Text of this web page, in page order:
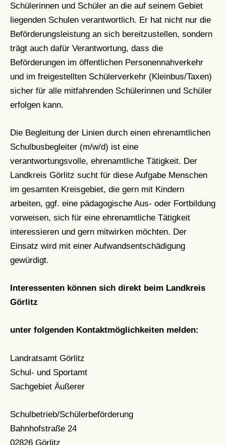
Schülerinnen und Schüler an die auf seinem Gebiet
liegenden Schulen verantwortlich. Er hat nicht nur die
Beförderungsleistung an sich bereitzustellen, sondern
trägt auch dafür Verantwortung, dass die
Beförderungen im öffentlichen Personennahverkehr
und im freigestellten Schülerverkehr (Kleinbus/Taxen)
sicher für alle mitfahrenden Schülerinnen und Schüler
erfolgen kann.
Die Begleitung der Linien durch einen ehrenamtlichen
Schulbusbegleiter (m/w/d) ist eine
verantwortungsvolle, ehrenamtliche Tätigkeit. Der
Landkreis Görlitz sucht für diese Aufgabe Menschen
im gesamten Kreisgebiet, die gern mit Kindern
arbeiten, ggf. eine pädagogische Aus- oder Fortbildung
vorweisen, sich für eine ehrenamtliche Tätigkeit
interessieren und gern mitwirken möchten. Der
Einsatz wird mit einer Aufwandsentschädigung
gewürdigt.
Interessenten können sich direkt beim Landkreis
Görlitz
unter folgenden Kontaktmöglichkeiten melden:
Landratsamt Görlitz
Schul- und Sportamt
Sachgebiet Äußerer
Schulbetrieb/Schülerbeförderung
Bahnhofstraße 24
02826 Görlitz